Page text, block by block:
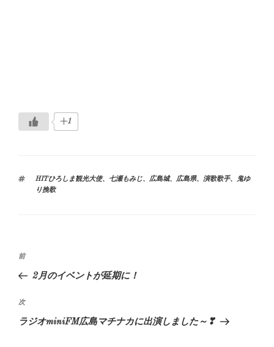
+1
タ
グ
HITひろしま観光大使、 七瀬もみじ、 広島城、 広島県、 演歌歌手、
鬼ゆ
り挽歌
投
ビ
ゲ
前
の
稿
前
2月のイベントが延期に！
次
の
次
ラジオminiFM広島マチナカに出演しました～❣